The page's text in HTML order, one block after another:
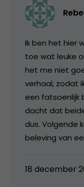
Ik ben het hier
toe wat leuke
het me niet
verhaal, zodat
een fatsoenlijk
dacht dat
dus. Volgende
beleving van
18 december